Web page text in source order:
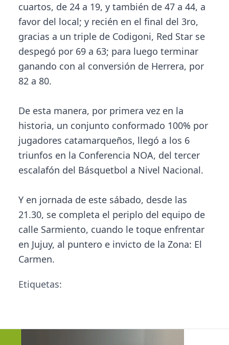
cuartos, de 24 a 19, y también de 47 a 44, a
favor del local; y recién en el final del 3ro,
gracias a un triple de Codigoni, Red Star se
despegó por 69 a 63; para luego terminar
ganando con al conversión de Herrera, por
82 a 80.
De esta manera, por primera vez en la
historia, un conjunto conformado 100% por
jugadores catamarqueños, llegó a los 6
triunfos en la Conferencia NOA, del tercer
escalafón del Básquetbol a Nivel Nacional.
Y en jornada de este sábado, desde las
21.30, se completa el periplo del equipo de
calle Sarmiento, cuando le toque enfrentar
en Jujuy, al puntero e invicto de la Zona: El
Carmen.
Etiquetas: